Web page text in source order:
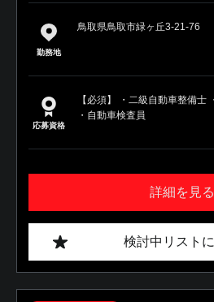
勤務地
鳥取県鳥取市緑ヶ丘3-21-76
応募資格
【必須】 ・二級自動車整備士
・自動車検査員
詳細を見る
検討中リスト